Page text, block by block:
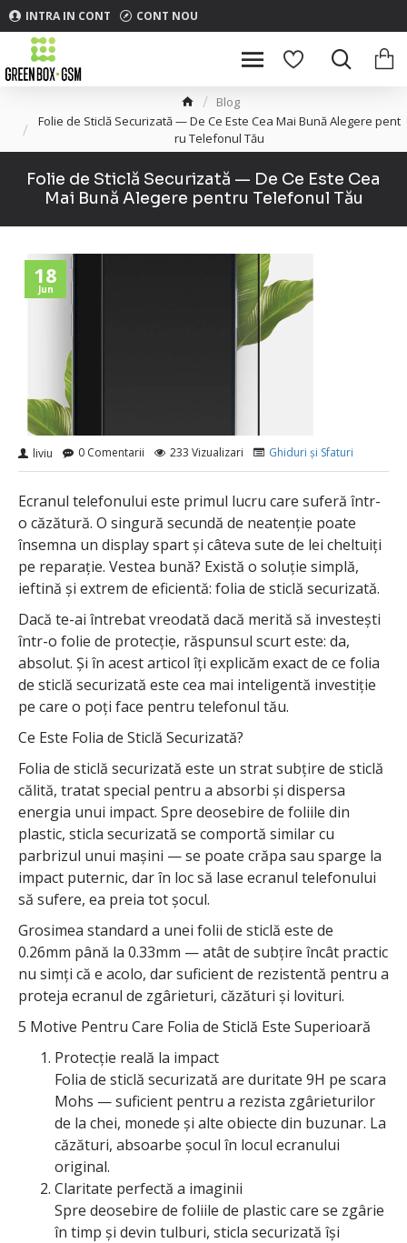
INTRA IN CONT CONT NOU
Blog
Folie de Sticlă Securizată — De Ce Este Cea Mai Bună Alegere pent
ru Telefonul Tău
Folie de Sticlă Securizată — De Ce Este Cea
Mai Bună Alegere pentru Telefonul Tău
18
Jun
liviu 0 Comentarii 233 Vizualizari Ghiduri și Sfaturi
Ecranul telefonului este primul lucru care suferă într-
o căzătură. O singură secundă de neatenție poate
însemna un display spart și câteva sute de lei cheltuiți
pe reparație. Vestea bună? Există o soluție simplă,
ieftină și extrem de eficientă: folia de sticlă securizată.
Dacă te-ai întrebat vreodată dacă merită să investești
într-o folie de protecție, răspunsul scurt este: da,
absolut. Și în acest articol îți explicăm exact de ce folia
de sticlă securizată este cea mai inteligentă investiție
pe care o poți face pentru telefonul tău.
Ce Este Folia de Sticlă Securizată?
Folia de sticlă securizată este un strat subțire de sticlă
călită, tratat special pentru a absorbi și dispersa
energia unui impact. Spre deosebire de foliile din
plastic, sticla securizată se comportă similar cu
parbrizul unui mașini — se poate crăpa sau sparge la
impact puternic, dar în loc să lase ecranul telefonului
să sufere, ea preia tot șocul.
Grosimea standard a unei folii de sticlă este de
0.26mm până la 0.33mm — atât de subțire încât practic
nu simți că e acolo, dar suficient de rezistentă pentru a
proteja ecranul de zgârieturi, căzături și lovituri.
5 Motive Pentru Care Folia de Sticlă Este Superioară
Protecție reală la impact
Folia de sticlă securizată are duritate 9H pe scara
Mohs — suficient pentru a rezista zgârieturilor
de la chei, monede și alte obiecte din buzunar. La
căzături, absoarbe șocul în locul ecranului
original.
Claritate perfectă a imaginii
Spre deosebire de foliile de plastic care se zgârie
în timp și devin tulburi, sticla securizată își